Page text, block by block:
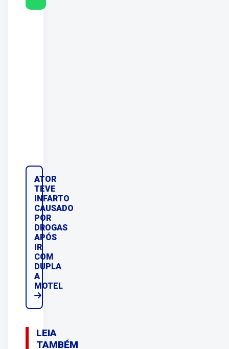
ATOR
TEVE
INFARTO
CAUSADO
POR
DROGAS
APÓS
IR
COM
DUPLA
A
MOTEL
LEIA
TAMBÉM